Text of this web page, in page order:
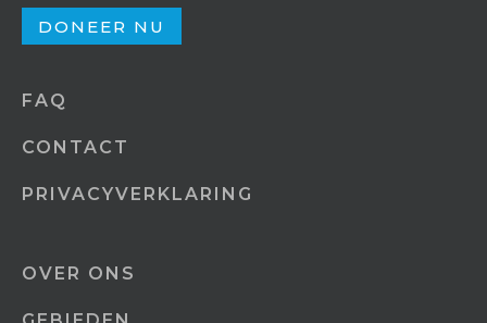
DONEER NU
FAQ
CONTACT
PRIVACYVERKLARING
OVER ONS